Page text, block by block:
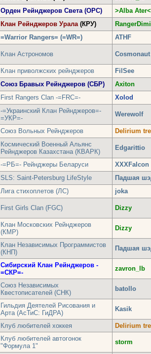
Орден Рейнджеров Света (ОРС)
>Alba Ater<
Клан Рейнджеров Урала (КРУ)
=Warrior Rangers= (=WR=) ATHF
Клан Астрономов Cosmonaut
Клан приволжских рейнджеров
FilSee
Союз Бравых Рейнджеров (СБР)
Axiton
First Rangers Clan -=FRC=- Xolod
-=Украинский Клан Рейнджеров=-
=УКР=-
Werewolf
Союз Вольных Рейнджеров Delirium
Космический Военный Альянс
Рейнджеров Казахстана (КВАРК)
Edgarittio
-=РБ=- Рейнджеры Беларуси
XХXFalcon
SLS: Saint-Petersburg LifeStyle
Падшая
Лига стихоплетов (ЛС) joka
First Girls Clan (FGC) Dizzy
Клан Московских Рейнджеров
(КМР)
Dizzy
Клан Независимых Программистов
(КНП)
Падшая
Сибирский Клан Рейнджеров -
=СКР=-
zavron_lb
Союз Независимых
Квестописателей (СНК)
batollo
Гильдия Деятелей Рисования и
Арта (АсТиС: ГиДРА)
Kasik
Клуб любителей хоккея Delirium
Клуб любителей автогонок
"Формула 1"
storm